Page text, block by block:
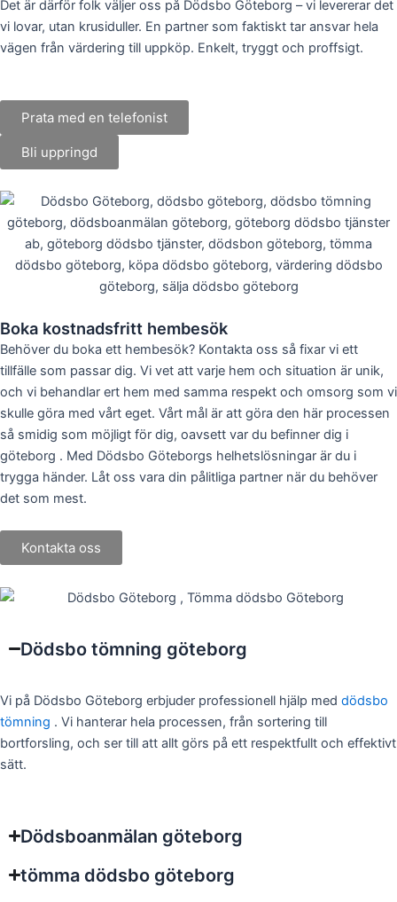
Det är därför folk väljer oss på Dödsbo Göteborg – vi levererar det
vi lovar, utan krusiduller. En partner som faktiskt tar ansvar hela
vägen från värdering till uppköp. Enkelt, tryggt och proffsigt.
Prata med en telefonist
Bli uppringd
Boka kostnadsfritt hembesök
Behöver du boka ett hembesök? Kontakta oss så fixar vi ett
tillfälle som passar dig. Vi vet att varje hem och situation är unik,
och vi behandlar ert hem med samma respekt och omsorg som vi
skulle göra med vårt eget. Vårt mål är att göra den här processen
så smidig som möjligt för dig, oavsett var du befinner dig i
göteborg . Med Dödsbo Göteborgs helhetslösningar är du i
trygga händer. Låt oss vara din pålitliga partner när du behöver
det som mest.
Kontakta oss
Dödsbo tömning göteborg
Vi på Dödsbo Göteborg erbjuder professionell hjälp med dödsbo
tömning . Vi hanterar hela processen, från sortering till
bortforsling, och ser till att allt görs på ett respektfullt och effektivt
sätt.
Dödsboanmälan göteborg
tömma dödsbo göteborg